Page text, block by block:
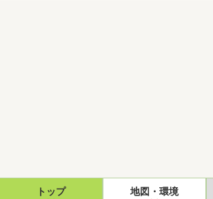
トップ 地図・環境